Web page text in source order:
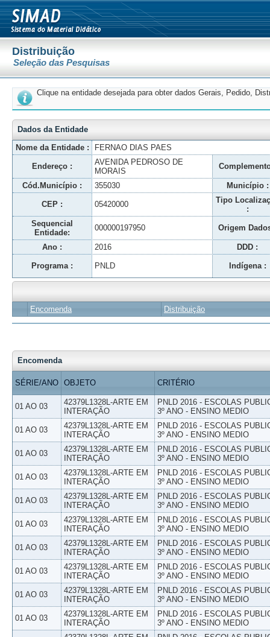
Distribuição
Seleção das Pesquisas
Clique na entidade desejada para obter dados Gerais, Pedido,
Dados da Entidade
Nome da Entidade :
FERNAO DIAS PAES
Endereço :
AVENIDA PEDROSO DE
MORAIS
Cód.Município : 355030 Município :
CEP : 05420000
Tipo
:
Sequencial
Entidade:
000000197950 Origem
Ano : 2016 DDD :
Programa : PNLD Indígena :
Encomenda Distribuição
Encomenda
SÉRIE/ANO OBJETO CRITÉRIO
01 AO 03
42379L1328L-ARTE EM
INTERAÇÃO
PNLD 2016 - ESCOLAS
3º ANO - ENSINO MEDIO
01 AO 03
42379L1328L-ARTE EM
INTERAÇÃO
PNLD 2016 - ESCOLAS
3º ANO - ENSINO MEDIO
01 AO 03
42379L1328L-ARTE EM
INTERAÇÃO
PNLD 2016 - ESCOLAS
3º ANO - ENSINO MEDIO
01 AO 03
42379L1328L-ARTE EM
INTERAÇÃO
PNLD 2016 - ESCOLAS
3º ANO - ENSINO MEDIO
01 AO 03
42379L1328L-ARTE EM
INTERAÇÃO
PNLD 2016 - ESCOLAS
3º ANO - ENSINO MEDIO
01 AO 03
42379L1328L-ARTE EM
INTERAÇÃO
PNLD 2016 - ESCOLAS
3º ANO - ENSINO MEDIO
01 AO 03
42379L1328L-ARTE EM
INTERAÇÃO
PNLD 2016 - ESCOLAS
3º ANO - ENSINO MEDIO
01 AO 03
42379L1328L-ARTE EM
INTERAÇÃO
PNLD 2016 - ESCOLAS
3º ANO - ENSINO MEDIO
01 AO 03
42379L1328L-ARTE EM
INTERAÇÃO
PNLD 2016 - ESCOLAS
3º ANO - ENSINO MEDIO
01 AO 03
42379L1328L-ARTE EM
INTERAÇÃO
PNLD 2016 - ESCOLAS
3º ANO - ENSINO MEDIO